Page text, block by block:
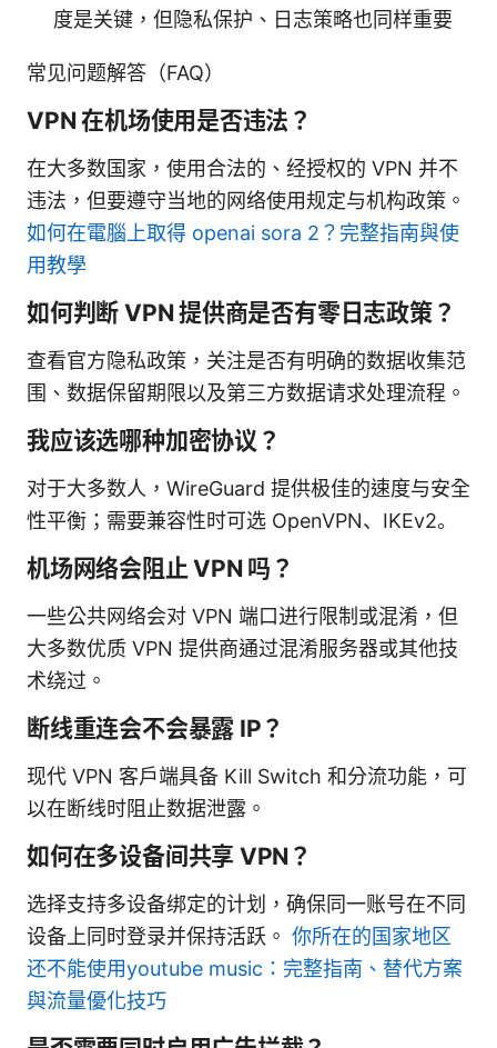
度是关键，但隐私保护、日志策略也同样重要
常见问题解答（FAQ）
VPN 在机场使用是否违法？
在大多数国家，使用合法的、经授权的 VPN 并不
违法，但要遵守当地的网络使用规定与机构政策。
如何在電腦上取得 openai sora 2？完整指南與使
用教學
如何判断 VPN 提供商是否有零日志政策？
查看官方隐私政策，关注是否有明确的数据收集范
围、数据保留期限以及第三方数据请求处理流程。
我应该选哪种加密协议？
对于大多数人，WireGuard 提供极佳的速度与安全
性平衡；需要兼容性时可选 OpenVPN、IKEv2。
机场网络会阻止 VPN 吗？
一些公共网络会对 VPN 端口进行限制或混淆，但
大多数优质 VPN 提供商通过混淆服务器或其他技
术绕过。
断线重连会不会暴露 IP？
现代 VPN 客户端具备 Kill Switch 和分流功能，可
以在断线时阻止数据泄露。
如何在多设备间共享 VPN？
选择支持多设备绑定的计划，确保同一账号在不同
设备上同时登录并保持活跃。 你所在的国家地区
还不能使用youtube music：完整指南、替代方案
與流量優化技巧